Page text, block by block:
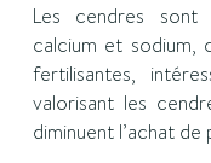
Les cendres sont
calcium et sodium,
fertilisantes,
valorisant les
diminuent l’achat